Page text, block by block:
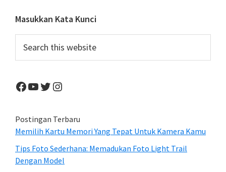
Persaudaraan
Primary
Sidebar
Masukkan Kata Kunci
this
Facebook
YouTube
Twitter
Instagram
Postingan Terbaru
Memilih Kartu Memori Yang Tepat Untuk Kamera Kamu
Tips Foto Sederhana: Memadukan Foto Light Trail
Dengan Model